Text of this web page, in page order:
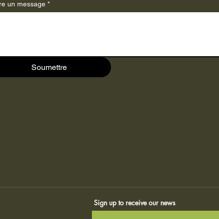
un message *
Soumettre
Sign up to receive our news